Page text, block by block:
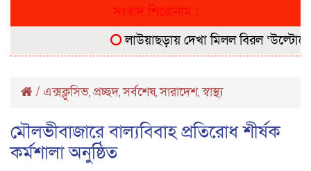
সংবাদ শিরোনাম :
লাউয়াছড়ায় দেখা মিলল বিরল ‘উল্টোলেজি’
/ এক্সক্লুসিভ, প্রচ্ছদ,সর্বশেষ,সারাদেশ,স্বাস্থ্য
মৌলভীবাজারে বাল্যবিবাহ প্রতিরোধ শীর্ষক
কর্মশালা অনুষ্ঠিত